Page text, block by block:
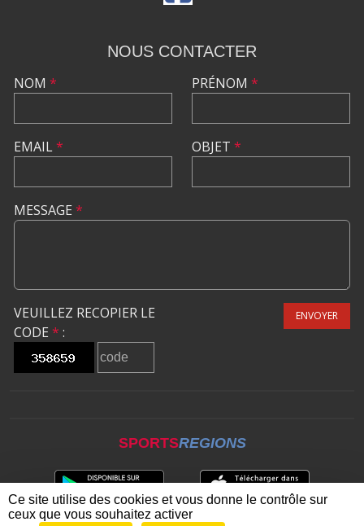
NOUS CONTACTER
NOM *
EMAIL*
PRÉNOM *
OBJET *
MESSAGE *
VEUILLEZ RECOPIER LE
CODE * :
ENVOYER
SPORTSREGIONS
Ce site utilise des cookies et vous donne le contrôle sur
ceux que vous souhaitez activer